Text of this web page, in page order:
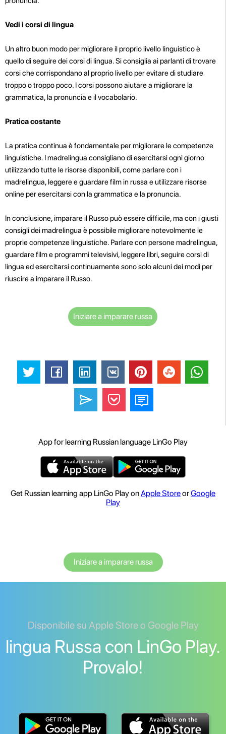
Vedi i corsi di lingua
Un altro buon modo per migliorare il proprio livello linguistico è
quello di seguire dei corsi di lingua. Si consiglia ai parlanti di trovare
corsi che corrispondano al proprio livello per evitare di studiare
troppo o troppo poco. I corsi possono aiutare a migliorare la
grammatica, la pronuncia e il vocabolario.
Pratica costante
La pratica continua è fondamentale per migliorare le competenze
linguistiche. I madrelingua consigliano di esercitarsi ogni giorno
utilizzando tutte le risorse disponibili, come parlare con i
madrelingua, leggere e guardare film in russa e utilizzare risorse
online per esercitarsi con la grammatica e la pronuncia.
In conclusione, imparare il Russo può essere difficile, ma con i giusti
consigli dei madrelingua è possibile migliorare notevolmente le
proprie competenze linguistiche. Parlare con persone madrelingua,
guardare film e programmi televisivi, leggere libri, seguire corsi di
lingua ed esercitarsi continuamente sono solo alcuni dei modi per
riuscire a imparare il Russo.
Iniziare a imparare russa
App for learning Russian language LinGo Play
Get Russian learning app LinGo Play onApple StoreorGoogle
Play
Iniziare a imparare russa
Disponibile su Apple Store o Google Play
lingua Russa con LinGo Play.
Provalo!